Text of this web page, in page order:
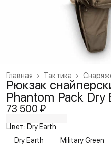
Тактика ›
Главная ›
Рюкзак
Phantom Pack Dry
73 500 ₽
Цвет: Dry Earth
Dry Earth
Military Green